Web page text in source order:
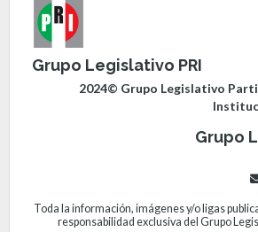
Grupo Legislativo PRI
2024© Grupo Legislativo
Grupo
Toda la información, imágenes y/o ligas
responsabilidad exclusiva del Grupo